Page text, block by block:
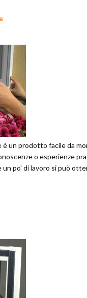
è un prodotto facile da
o esperienze
un po' di lavoro si può